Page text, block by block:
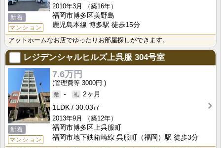
新着
マンション
2010年3月
（築16年）
福岡市博多区美野島
鹿児島本線 博多駅 徒歩15分
アットホームなお店でゆったりお部屋探しができます。
レジデンシャルヒルズ上呉服 304号室
新着
マンション
7.6万円
3000円
-
2ヶ月
1LDK
30.03㎡
2013年9月
（築12年）
福岡市博多区上呉服町
福岡市地下鉄箱崎線 呉服町（福岡）駅 徒歩3分